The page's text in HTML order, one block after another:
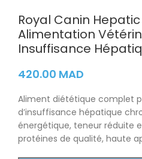
Royal Canin
Alimentation
Insuffisance
420.00 MAD
Aliment diététique complet
d’insuffisance hépatique
énergétique, teneur réduite
protéines de qualité, haute